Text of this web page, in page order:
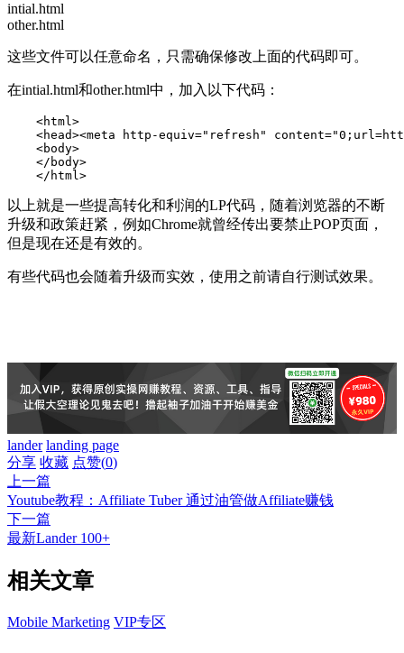
intial.html
other.html
这些文件可以任意命名，只需确保修改上面的代码即可。
在intial.html和other.html中，加入以下代码：
<html>
<head><meta http-equiv="refresh" content="0;url=http://
<body>
</body>
</html>
以上就是一些提高转化和利润的LP代码，随着浏览器的不断
升级和政策赶紧，例如Chrome就曾经传出要禁止POP页面，
但是现在还是有效的。
有些代码也会随着升级而实效，使用之前请自行测试效果。
lander landing page
分享 收藏 点赞(0)
上一篇
Youtube教程：Affiliate Tuber 通过油管做Affiliate赚钱
下一篇
最新Lander 100+
相关文章
Mobile Marketing VIP专区